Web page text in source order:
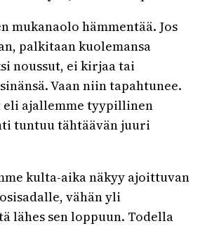
mukanaolo hämmentää. Jos
palkitaan kuolemansa
noussut, ei kirjaa tai
Vaan niin tapahtunee.
ajallemme tyypillinen
tuntuu tähtäävän juuri
kulta-aika näkyy ajoittuvan
vähän yli
lähes sen loppuun. Todella